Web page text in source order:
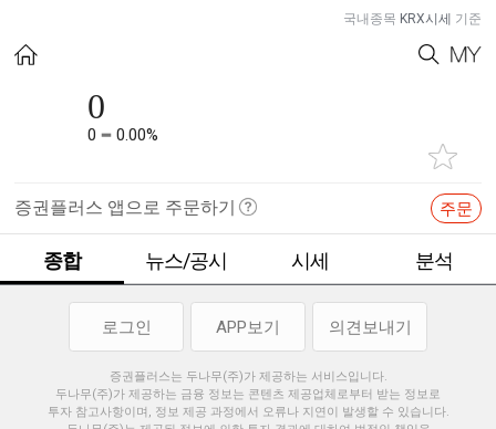
국내종목 KRX시세 기준
0
0 0.00%
증권플러스 앱으로 주문하기 주문
종합 뉴스/공시 시세 분석
로그인 APP보기 의견보내기
증권플러스는 두나무(주)가 제공하는 서비스입니다.
두나무(주)가 제공하는 금융 정보는 콘텐츠 제공업체로부터 받는 정보로
투자 참고사항이며, 정보 제공 과정에서 오류나 지연이 발생할 수 있습니다.